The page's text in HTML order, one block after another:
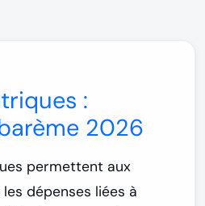
:
2026
permettent aux
dépenses liées à